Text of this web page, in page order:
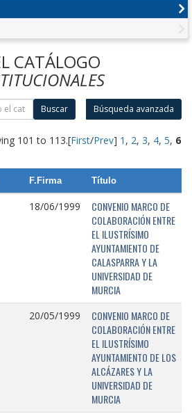
CATÁLOGO
Buscar Búsqueda avanzada
101 to 113.[First/Prev] 1 , 2, 3, 4, 5, 6
F.Firma Título
18/06/1999
CONVENIO MARCO DE
COLABORACIÓN ENTRE
EL ILUSTRÍSIMO
AYUNTAMIENTO DE
CALASPARRA Y LA
UNIVERSIDAD DE
MURCIA
20/05/1999
CONVENIO MARCO DE
COLABORACIÓN ENTRE
EL ILUSTRÍSIMO
AYUNTAMIENTO DE LOS
ALCÁZARES Y LA
UNIVERSIDAD DE
MURCIA